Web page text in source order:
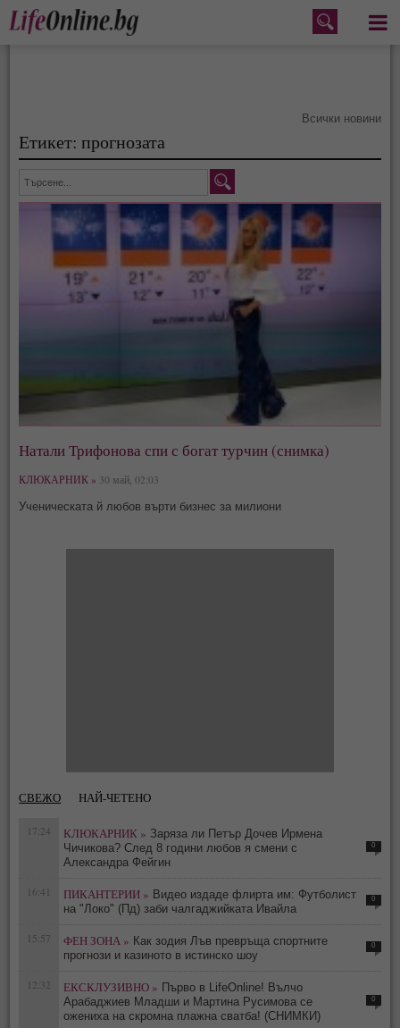
Меню
Всички новини
Етикет: прогнозата
Натали Трифонова спи с богат турчин (снимка)
КЛЮКАРНИК » 30 май, 02:03
Ученическата й любов върти бизнес за милиони
СВЕЖО НАЙ-ЧЕТЕНО
17:24 КЛЮКАРНИК » Заряза ли Петър Дочев Ирмена
Чичикова? След 8 години любов я смени с
Александра Фейгин
0
16:41 ПИКАНТЕРИИ » Видео издаде флирта им: Футболист
на "Локо" (Пд) заби чалгаджийката Ивайла
0
15:57 ФЕН ЗОНА » Как зодия Лъв превръща спортните
прогнози и казиното в истинско шоу
0
12:32 ЕКСКЛУЗИВНО » Първо в LifeOnline! Вълчо
Арабаджиев Младши и Мартина Русимова сe
oжениха на скромна плажна сватба! (СНИМКИ)
0